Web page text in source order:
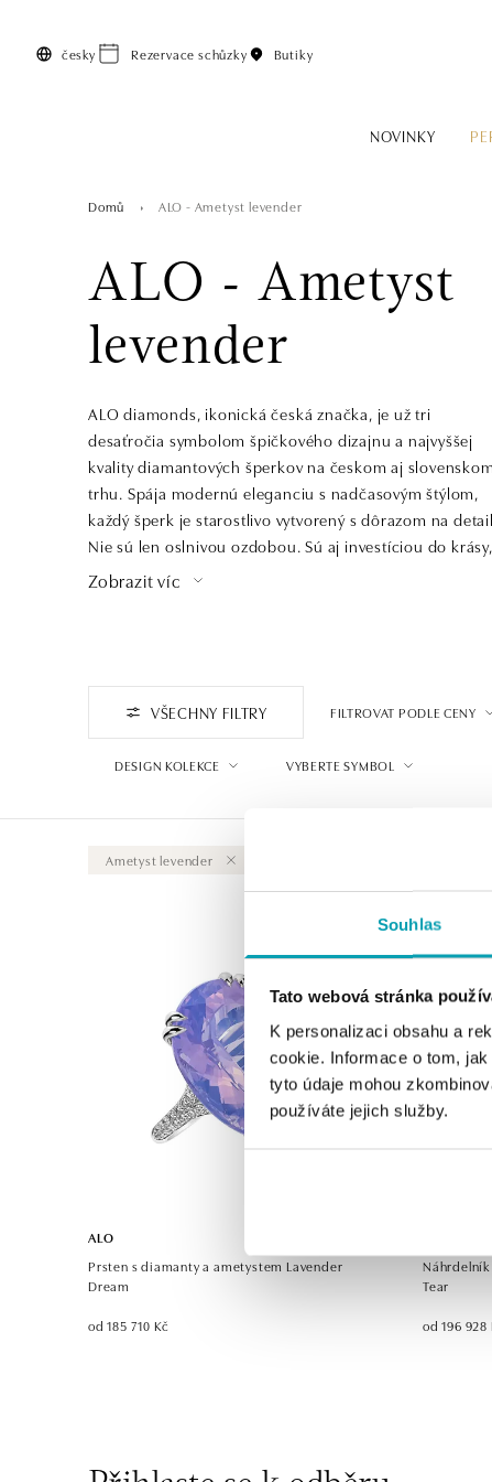
Souhlas
Tato webová stránka
K personalizaci obsahu a
cookie. Informace o tom,
tyto údaje mohou
používáte jejich služby.
česky Rezervace schůzky Butiky
NOVINKY
Domů ALO - Ametyst levender
ALO - Ametyst
levender
ALO diamonds, ikonická česká značka, je už tri
desaťročia symbolom špičkového dizajnu a najvyššej
kvality diamantových šperkov na českom aj slovenskom
trhu. Spája modernú eleganciu s nadčasovým štýlom,
každý šperk je starostlivo vytvorený s dôrazom na
Nie sú len oslnivou ozdobou. Sú aj investíciou do krásy,
ktorá pretrvá generácie a dedičstvom, ktoré ocenia
Zobrazit víc
VŠECHNY FILTRY FILTROVAT PODLE CENY
DESIGN KOLEKCE VYBERTE SYMBOL
Ametyst levender
ALO
Prsten s diamanty a ametystem Lavender
Dream
od 185 710 Kč
Tear
od 196 928